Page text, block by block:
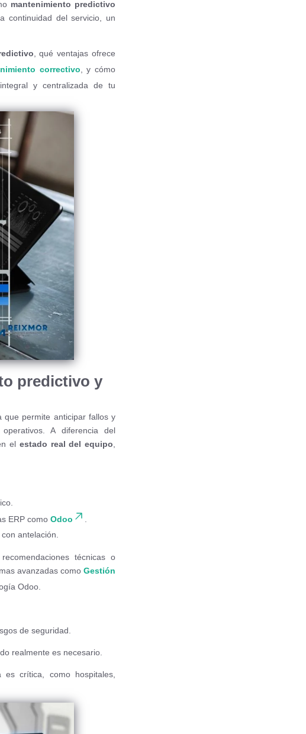
mantenimiento predictivo
continuidad del servicio, un
, qué ventajas ofrece
correctivo , y cómo
y centralizada de tu
predictivo y
que permite anticipar fallos y
A diferencia del
el estado real del equipo
ERP como Odoo
antelación.
recomendaciones técnicas o
avanzadas como Gestión
Odoo.
de seguridad.
realmente es necesario.
crítica, como hospitales,